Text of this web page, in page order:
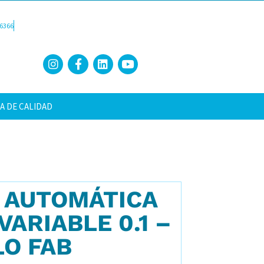
DE CALIDAD
0.1 –
FAB